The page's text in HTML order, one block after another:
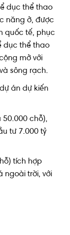
dục thể thao
năng ở, được
quốc tế, phục
dục thể thao
mở với
sông rạch.
án dự kiến
chỗ),
tư 7.000 tỷ
tích hợp
ngoài trời, với